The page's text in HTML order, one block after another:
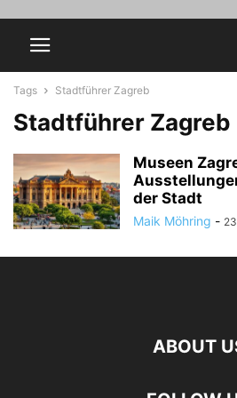
Tags Stadtführer Zagreb
Stadtführer Zagreb
Museen
der Stadt
Maik Möhring -
ABOUT